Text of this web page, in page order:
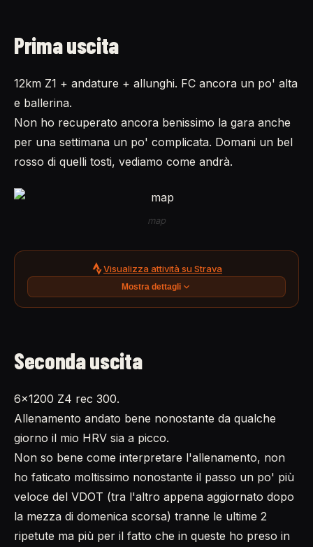
Prima uscita
12km Z1 + andature + allunghi. FC ancora un po' alta
e ballerina.
Non ho recuperato ancora benissimo la gara anche
per una settimana un po' complicata. Domani un bel
rosso di quelli tosti, vediamo come andrà.
map
Visualizza attività su Strava
Mostra dettagli
Seconda uscita
6x1200 Z4 rec 300.
Allenamento andato bene nonostante da qualche
giorno il mio HRV sia a picco.
Non so bene come interpretare l'allenamento, non
ho faticato moltissimo nonostante il passo un po' più
veloce del VDOT (tra l'altro appena aggiornato dopo
la mezza di domenica scorsa) tranne le ultime 2
ripetute ma più per il fatto che in queste ho preso in